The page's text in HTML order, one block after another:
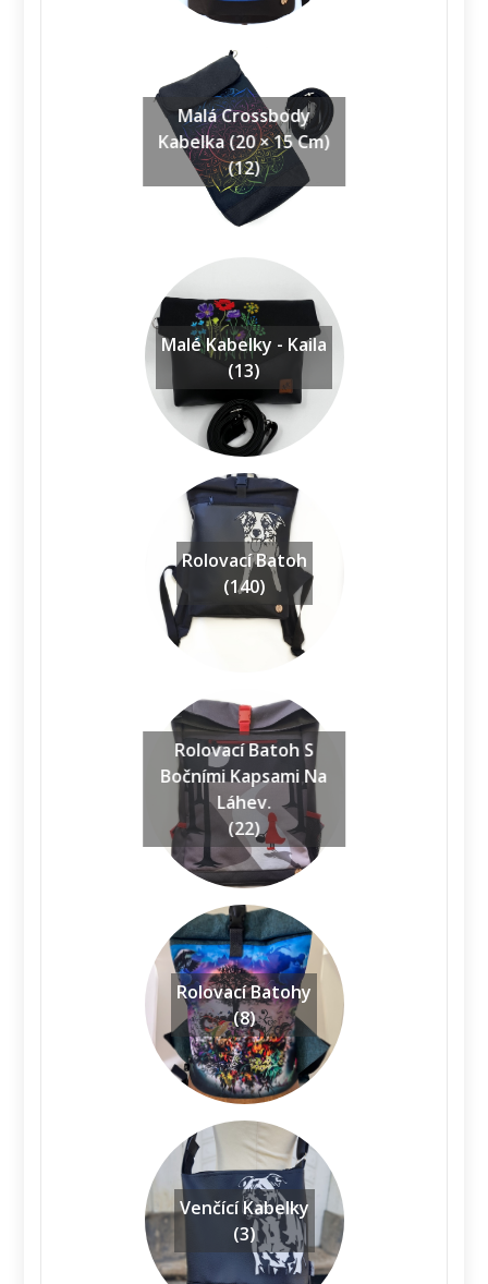
Malá Crossbody
Kabelka (20 × 15 Cm)
(12)
Malé Kabelky - Kaila
(13)
Rolovací Batoh
(140)
Rolovací Batoh S
Bočními Kapsami Na
Láhev.
(22)
Rolovací Batohy
(8)
Venčící Kabelky
(3)